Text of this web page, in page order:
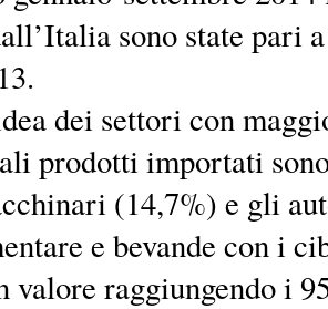
sono state pari
dei settori con
prodotti importati
(14,7%) e gli
e bevande con i
valore raggiungendo i